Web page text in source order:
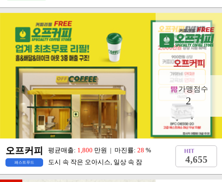
가맹점수
2
오프커피 평균매출: 1,800 만원 | 마진률: 28 %
패스트푸드 도시 속 작은 오아시스, 일상 속 잠 4,655